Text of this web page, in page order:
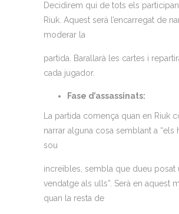
Decidirem qui de tots els
Riuk. Aquest serà l’encarregat de
moderar la
partida. Barallarà les cartes i
cada jugador.
Fase d’assassinats:
La partida comença quan en Riuk
narrar alguna cosa semblant a “els
sou
increïbles, sembla que dueu posat
vendatge als ulls”. Serà en aquest
quan la resta de